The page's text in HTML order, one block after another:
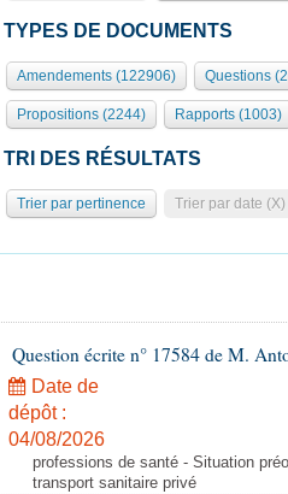
TYPES DE DOCUMENTS
Amendements (122906) Questions
Propositions (2244) Rapports (1003)
TRI DES RÉSULTATS
Trier par pertinence Trier par date (X)
Question écrite n° 17584 de M.
Date de
dépôt :
04/08/2026
professions de santé - Situation
transport sanitaire privé